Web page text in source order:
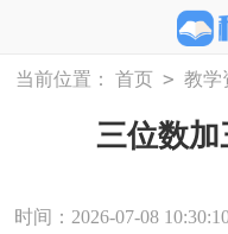
当前位置： 首页 > 教学
三位数
时间：2026-07-08